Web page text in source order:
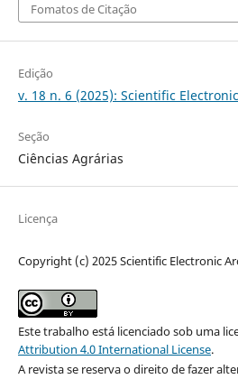
Fomatos de Citação
Edição
v. 18 n. 6 (2025): Scientific
Seção
Ciências Agrárias
Licença
Copyright (c) 2025 Scientific Electronic
Este trabalho está licenciado sob uma
Attribution 4.0 International License.
A revista se reserva o direito de fazer